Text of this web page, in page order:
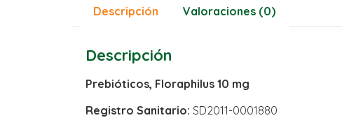
Descripción Valoraciones (0)
Descripción
Prebióticos, Floraphilus 10 mg
Registro Sanitario: SD2011-0001880